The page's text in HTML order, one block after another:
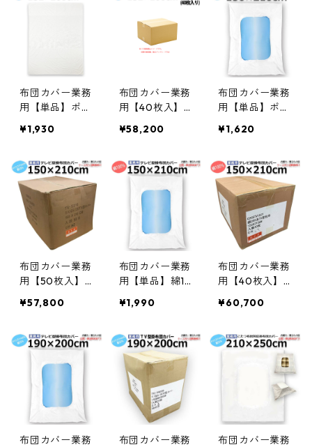
ホーム 宿泊施
設／36105215
0
ブル 125ｘ215+
30cm ホワイト
白 三露産業 ホ
テル 旅館 民宿
設／361252150
45ｘ215+30cm
ホワイト 白 三
露産業 ホテル
旅館 民宿 民泊
病院 老人ホー
ム 宿泊施設／3
61452150
布団カバー業務
用【単品】ポリ
x260cm シング
いデュベカバー
ホワイト 白 三
露産業 病衣 部
屋着 ホテル 旅
館 民宿 民泊／3
61522600
¥1,930
布団カバー業務
用【40枚入】
152x260cm シ
ュ使いデュベカ
バー ホワイト
白 三露産業 病
衣 部屋着 ホテ
ル 旅館 民宿 民
泊／361522610
¥58,200
布団カバー業務
用【単品】ポリ
×210cm シング
ビ型 中央くり
ぬき掛け布団カ
バー ホワイト
白 三露産業 ホ
テル 旅館 民宿
民泊／3675561
¥1,620
布団カバー業務
用【50枚入】
150×210cm シ
テレビ型 中央
くりぬき掛け布
団カバー ホワ
イト 白 三露産
業 ホテル 旅館
民宿 民泊／361
521500
¥57,800
布団カバー業務
用【単品】綿10
シングルサイズ
くりぬき掛け布
団カバー ホワ
イト 白 三露産
業 ホテル 旅館
民宿 民泊／367
610110
¥1,990
布団カバー業務
用【40枚入】
0cm シングル
型 中央くりぬ
き掛け布団カバ
ー ホワイト 白
三露産業 ホテ
ル 旅館 民宿 民
0
¥60,700
布団カバー業務
布団カバー業務
布団カバー業務